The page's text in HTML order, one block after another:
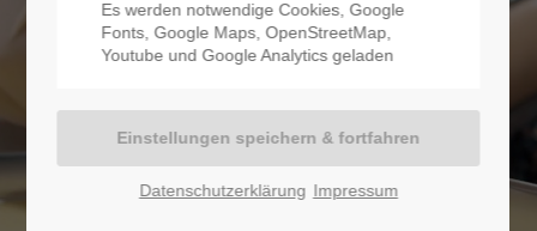
Es werden notwendige Cookies, Google
Fonts, Google Maps, OpenStreetMap,
Youtube und Google Analytics geladen
Datenschutzerklärung Impressum